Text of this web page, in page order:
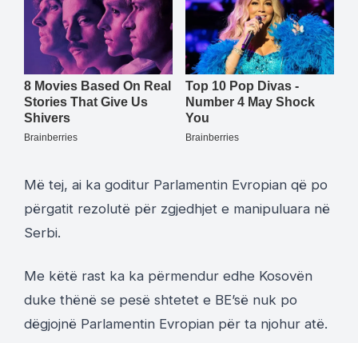
Më tej, ai ka goditur Parlamentin Evropian që po
përgatit rezolutë për zgjedhjet e manipuluara në
Serbi.
Me këtë rast ka ka përmendur edhe Kosovën
duke thënë se pesë shtetet e BE’së nuk po
dëgjojnë Parlamentin Evropian për ta njohur atë.